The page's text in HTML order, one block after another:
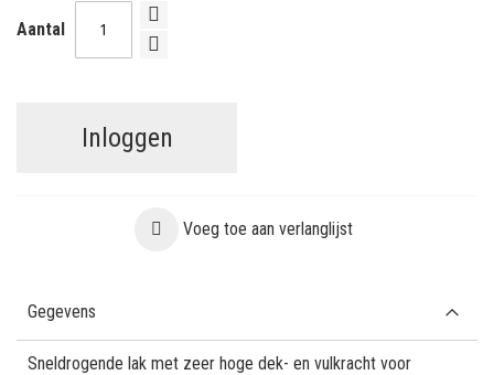
Aantal
Inloggen
Voeg toe aan verlanglijst
Gegevens
Sneldrogende lak met zeer hoge dek- en vulkracht voor